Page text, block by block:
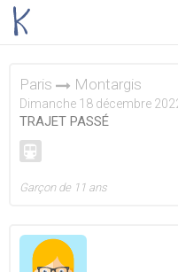
Paris Montargis
Dimanche 18 décembre
TRAJET PASSÉ
Garçon de 11 ans